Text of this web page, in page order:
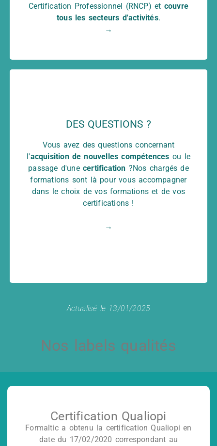
Certification Professionnel (RNCP) et couvre
tous les secteurs d'activités.
→
DES QUESTIONS ?
Vous avez des questions concernant
l'acquisition de nouvelles compétences ou le
passage d'unecertification ?Nos chargés de
formations sont là pour vous accompagner
dans le choix de vos formations et de vos
certifications !
→
Vous pouvez suivre une formation et passez
une certification en
présentiel
ou
à distance
.
Nos locaux sont situés à : Aix-en-Provence,
Vous pouvez nous contacter :
Par téléphone :
04 42 50 60 28
Actualisé le 13/01/2025
Nos labels qualités
Certification Qualiopi
Formaltic a obtenu la certification Qualiopi en
date du 17/02/2020 correspondant au